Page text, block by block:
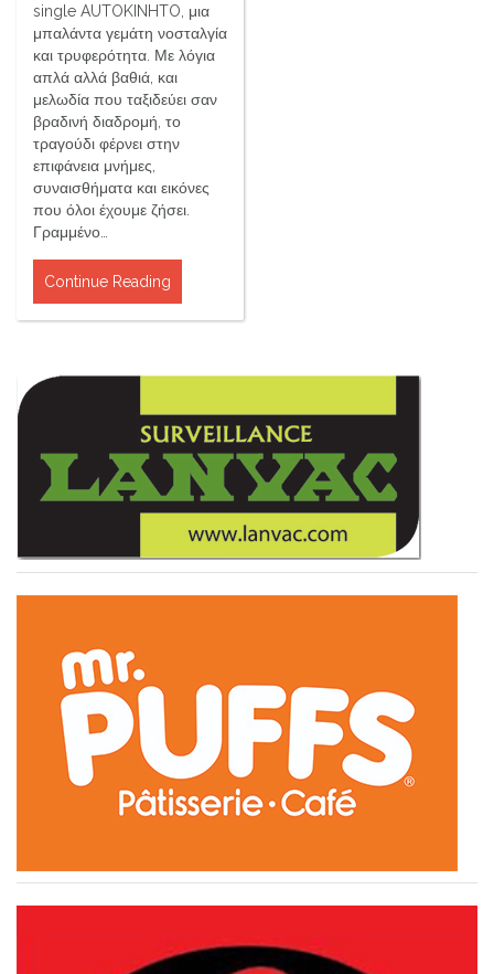
single AUTOKINHTO, μια
μπαλάντα γεμάτη νοσταλγία
και τρυφερότητα. Με λόγια
απλά αλλά βαθιά, και
μελωδία που ταξιδεύει σαν
βραδινή διαδρομή, το
τραγούδι φέρνει στην
επιφάνεια μνήμες,
συναισθήματα και εικόνες
που όλοι έχουμε ζήσει.
Γραμμένο…
Continue Reading